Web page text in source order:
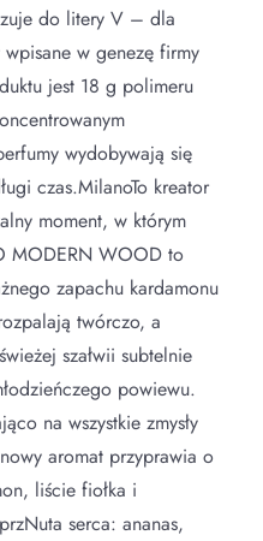
do litery V – dla
w genezę firmy
jest 18 g polimeru
wydobywają się
czas.MilanoTo kreator
moment, w którym
MODERN WOOD to
zapachu kardamonu
twórczo, a
szałwii subtelnie
powiewu.
na wszystkie zmysły
aromat przyprawia o
liście fiołka i
serca: ananas,